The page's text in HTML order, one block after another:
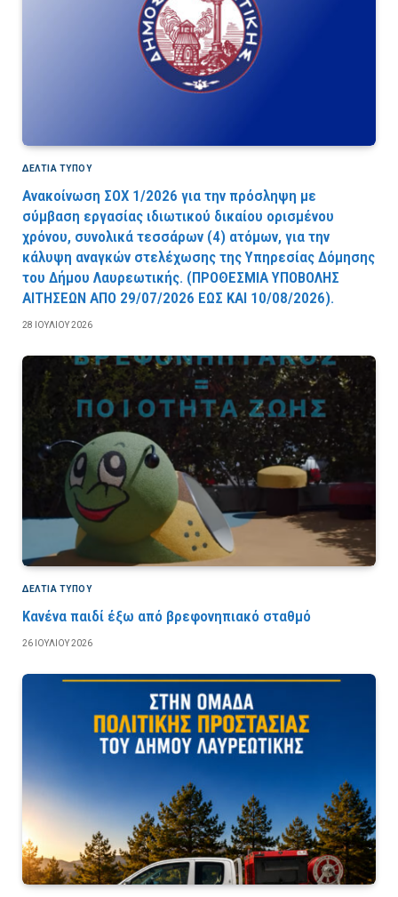
ΔΕΛΤΙΑ ΤΥΠΟΥ
Ανακοίνωση ΣΟΧ 1/2026 για την πρόσληψη με
σύμβαση εργασίας ιδιωτικού δικαίου ορισμένου
χρόνου, συνολικά τεσσάρων (4) ατόμων, για την
κάλυψη αναγκών στελέχωσης της Υπηρεσίας Δόμησης
του Δήμου Λαυρεωτικής. (ΠPOΘEΣMIA YΠOBOΛHΣ
AITHΣEΩN AΠO 29/07/2026 EΩΣ KAI 10/08/2026).
28 ΙΟΥΛΊΟΥ 2026
ΔΕΛΤΙΑ ΤΥΠΟΥ
Κανένα παιδί έξω από βρεφονηπιακό σταθμό
26 ΙΟΥΛΊΟΥ 2026